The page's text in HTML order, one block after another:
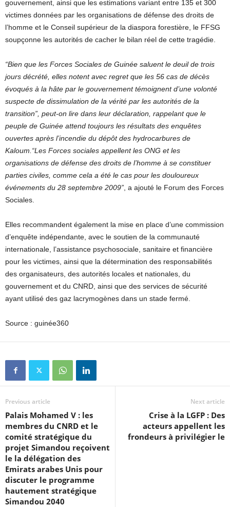
gouvernement, ainsi que les estimations variant entre 135 et 300
victimes données par les organisations de défense des droits de
l’homme et le Conseil supérieur de la diaspora forestière, le FFSG
soupçonne les autorités de cacher le bilan réel de cette tragédie.
“Bien que les Forces Sociales de Guinée saluent le deuil de trois
jours décrété, elles notent avec regret que les 56 cas de décès
évoqués à la hâte par le gouvernement témoignent d’une volonté
suspecte de dissimulation de la vérité par les autorités de la
transition”, peut-on lire dans leur déclaration, rappelant que le
peuple de Guinée attend toujours les résultats des enquêtes
ouvertes après l’incendie du dépôt des hydrocarbures de
Kaloum.“Les Forces sociales appellent les ONG et les
organisations de défense des droits de l’homme à se constituer
parties civiles, comme cela a été le cas pour les douloureux
événements du 28 septembre 2009” , a ajouté le Forum des Forces
Sociales.
Elles recommandent également la mise en place d’une commission
d’enquête indépendante, avec le soutien de la communauté
internationale, l’assistance psychosociale, sanitaire et financière
pour les victimes, ainsi que la détermination des responsabilités
des organisateurs, des autorités locales et nationales, du
gouvernement et du CNRD, ainsi que des services de sécurité
ayant utilisé des gaz lacrymogènes dans un stade fermé.
Source : guinée360
Previous article
Palais Mohamed V : les
membres du CNRD et le
comité stratégique du
projet Simandou reçoivent
le la délégation des
Emirats arabes Unis pour
discuter le programme
hautement stratégique
Simandou 2040
Next article
Crise à la LGFP : Des
acteurs appellent les
frondeurs à privilégier le